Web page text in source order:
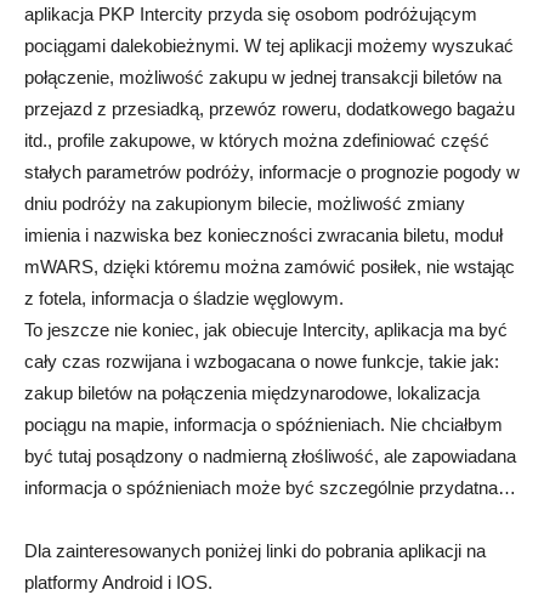
aplikacja PKP Intercity przyda się osobom podróżującym
pociągami dalekobieżnymi. W tej aplikacji możemy wyszukać
połączenie, możliwość zakupu w jednej transakcji biletów na
przejazd z przesiadką, przewóz roweru, dodatkowego bagażu
itd., profile zakupowe, w których można zdefiniować część
stałych parametrów podróży, informacje o prognozie pogody w
dniu podróży na zakupionym bilecie, możliwość zmiany
imienia i nazwiska bez konieczności zwracania biletu, moduł
mWARS, dzięki któremu można zamówić posiłek, nie wstając
z fotela, informacja o śladzie węglowym.
To jeszcze nie koniec, jak obiecuje Intercity, aplikacja ma być
cały czas rozwijana i wzbogacana o nowe funkcje, takie jak:
zakup biletów na połączenia międzynarodowe, lokalizacja
pociągu na mapie, informacja o spóźnieniach. Nie chciałbym
być tutaj posądzony o nadmierną złośliwość, ale zapowiadana
informacja o spóźnieniach może być szczególnie przydatna…
Dla zainteresowanych poniżej linki do pobrania aplikacji na
platformy Android i IOS.